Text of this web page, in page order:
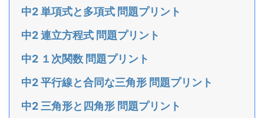
中2 単項式と多項式 問題プリント
中2 連立方程式 問題プリント
中2 １次関数 問題プリント
中2 平行線と合同な三角形 問題プリント
中2 三角形と四角形 問題プリント